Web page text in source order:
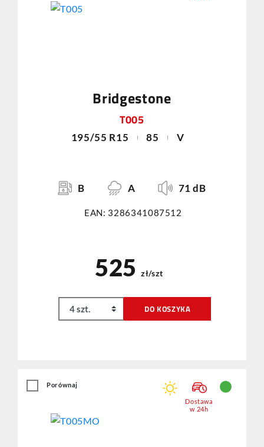
Bridgestone
T005
195/55 R15 85 V
B A 71 dB
EAN: 3286341087512
525 zł/szt
DO KOSZYKA
Porównaj
Dostawa
w 24h